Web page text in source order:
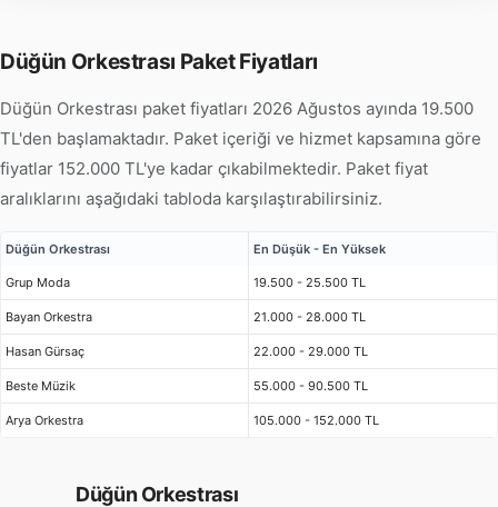
Düğün Orkestrası Paket Fiyatları
Düğün Orkestrası paket fiyatları 2026 Ağustos ayında 19.500
TL'den başlamaktadır. Paket içeriği ve hizmet kapsamına göre
fiyatlar 152.000 TL'ye kadar çıkabilmektedir. Paket fiyat
aralıklarını aşağıdaki tabloda karşılaştırabilirsiniz.
Düğün Orkestrası En Düşük - En Yüksek
Grup Moda 19.500 - 25.500 TL
Bayan Orkestra 21.000 - 28.000 TL
Hasan Gürsaç 22.000 - 29.000 TL
Beste Müzik 55.000 - 90.500 TL
Arya Orkestra 105.000 - 152.000 TL
Düğün Orkestrası